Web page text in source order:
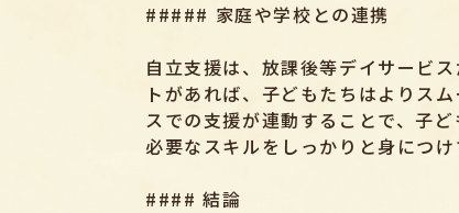
##### 家庭や学校との連携
自立支援は、放課後等デイサービ
トがあれば、子どもたちはよりス
スでの支援が連動することで、子
必要なスキルをしっかりと身につけ
#### 結論